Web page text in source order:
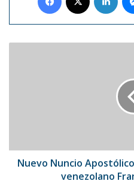
venezolano
Francisco
Nuevo Nuncio
venezolano